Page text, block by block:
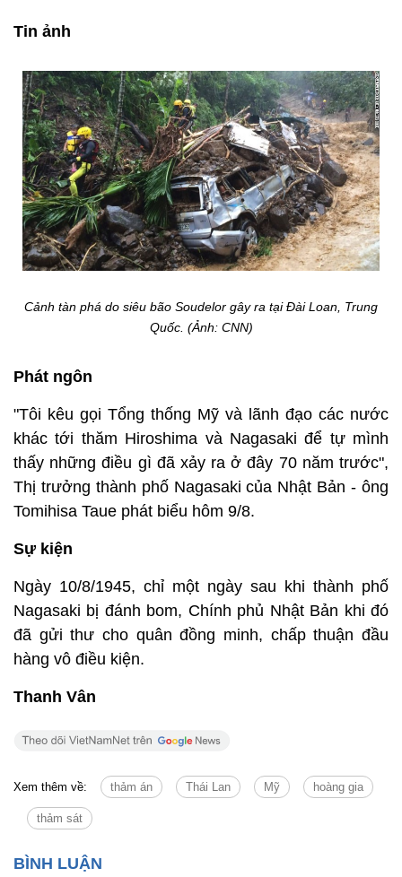
Tin ảnh
Cảnh tàn phá do siêu bão Soudelor gây ra tại Đài Loan, Trung
Quốc. (Ảnh: CNN)
Phát ngôn
"Tôi kêu gọi Tổng thống Mỹ và lãnh đạo các nước
khác tới thăm Hiroshima và Nagasaki để tự mình
thấy những điều gì đã xảy ra ở đây 70 năm trước",
Thị trưởng thành phố Nagasaki của Nhật Bản - ông
Tomihisa Taue phát biểu hôm 9/8.
Sự kiện
Ngày 10/8/1945, chỉ một ngày sau khi thành phố
Nagasaki bị đánh bom, Chính phủ Nhật Bản khi đó
đã gửi thư cho quân đồng minh, chấp thuận đầu
hàng vô điều kiện.
Thanh Vân
Xem thêm về: thảm án Thái Lan Mỹ hoàng gia
thảm sát